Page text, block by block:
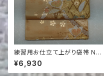
練習用お仕立て上がり袋帯 NO.
121
¥6,930